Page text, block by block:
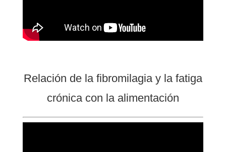
Relación de la fibromilagia y la fatiga
crónica con la alimentación